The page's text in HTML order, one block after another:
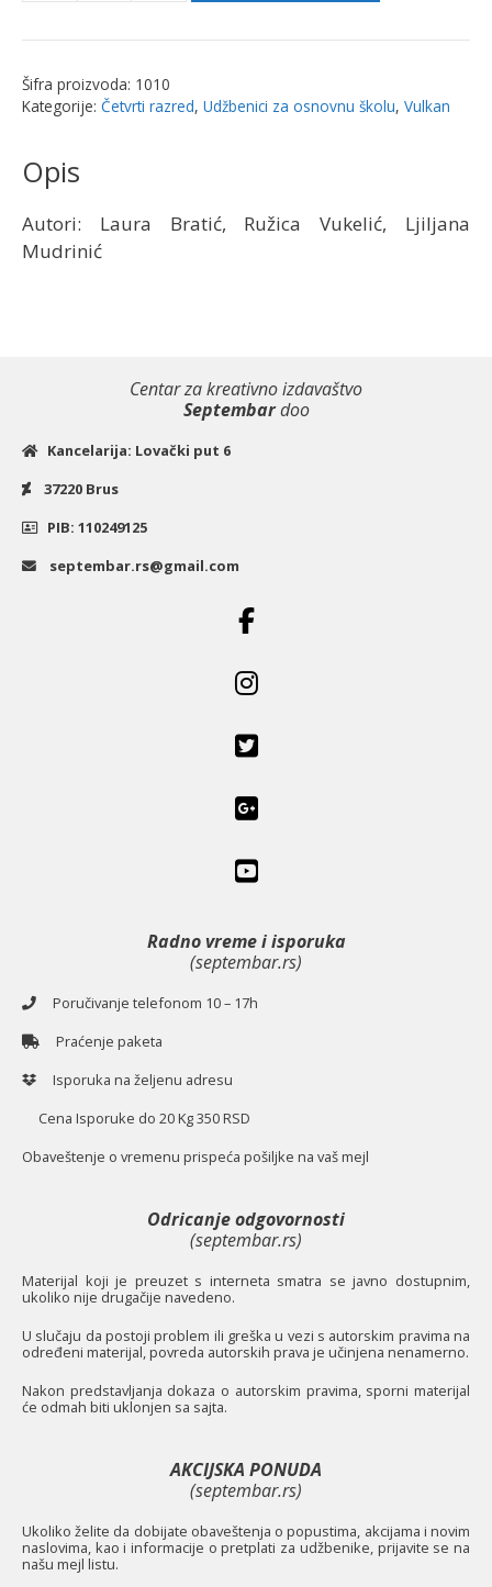
udžbenik
4
Šifra proizvoda: 1010
Kategorije: Četvrti razred, Udžbenici za osnovnu školu, Vulkan
Opis
Autori: Laura Bratić, Ružica Vukelić, Ljiljana
Mudrinić
Centar za kreativno izdavaštvo
Septembardoo
Kancelarija: Lovački put 6
37220 Brus
PIB: 110249125
septembar.rs@gmail.com
Radno vreme i isporuka
(septembar.rs)
Poručivanje telefonom 10 – 17h
Praćenje paketa
Isporuka na željenu adresu
Cena Isporuke do 20 Kg 350 RSD
Obaveštenje o vremenu prispeća pošiljke na vaš mejl
Odricanje odgovornosti
(septembar.rs)
Materijal koji je preuzet s interneta smatra se javno dostupnim,
ukoliko nije drugačije navedeno.
U slučaju da postoji problem ili greška u vezi s autorskim pravima na
određeni materijal, povreda autorskih prava je učinjena nenamerno.
Nakon predstavljanja dokaza o autorskim pravima, sporni materijal
će odmah biti uklonjen sa sajta.
AKCIJSKA PONUDA
(septembar.rs)
Ukoliko želite da dobijate obaveštenja o popustima, akcijama i novim
naslovima, kao i informacije o pretplati za udžbenike, prijavite se na
našu mejl listu.